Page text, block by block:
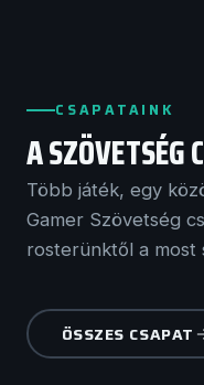
CSAPATAINK
A SZÖVETSÉG
Több játék, egy
Gamer Szövetség
rosterünktől a most
ÖSSZES CSAPAT